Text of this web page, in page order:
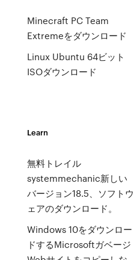
Minecraft PC Team
Extremeをダウンロード
Linux Ubuntu 64ビット
ISOダウンロード
Learn
無料トレイル
systemmechanic新しい
バージョン18.5、ソフトウ
ェアのダウンロード。
Windows 10をダウンロー
ドするMicrosoftガベージ